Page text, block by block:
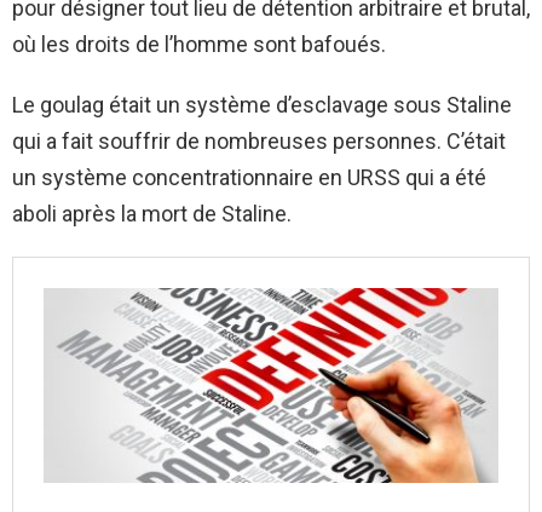
pour désigner tout lieu de détention arbitraire et brutal,
où les droits de l’homme sont bafoués.
Le goulag était un système d’esclavage sous Staline
qui a fait souffrir de nombreuses personnes. C’était
un système concentrationnaire en URSS qui a été
aboli après la mort de Staline.